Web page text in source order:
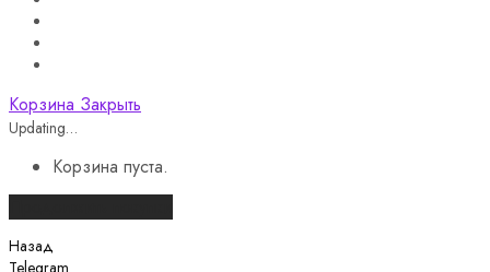
Корзина Закрыть
Updating…
Корзина пуста.
Назад
Telegram